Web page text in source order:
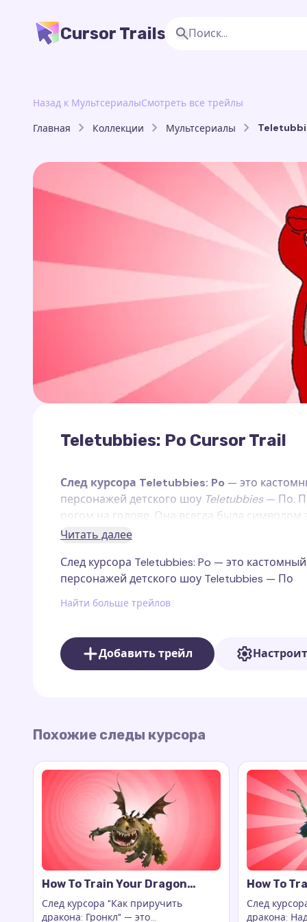
Cursor Trails
Назад к МультсериалыСмотреть все трейлы
Главная Коллекции Мультсериалы
Teletubbies: Po Cursor Trail
След курсора Teletubbies: Po — это
персонажей детского шоу Teletubbies— По.
рогом на голове. Она всегда была символом
беззаботный характер и взаимодействие
Этот кастомный след курсора, созданный
изображает По, добавляя веселые цвета и
дружелюбную и энергичную натуру.
Этот курсор идеально подходит для тех, кто
свой браузер. Кастомный дизайн По делает
Читать далее
След курсора Teletubbies: Po — это
персонажей детского шоу Teletubbies — По
Найти больше трейлов
Добавить трейл
Похожие следы курсора
How To Train Your Dragon
Gronckle Cursor Trail
След курсора "Как приручить
дракона: Гронкл" — это
How To
Nadder
След
дракона: